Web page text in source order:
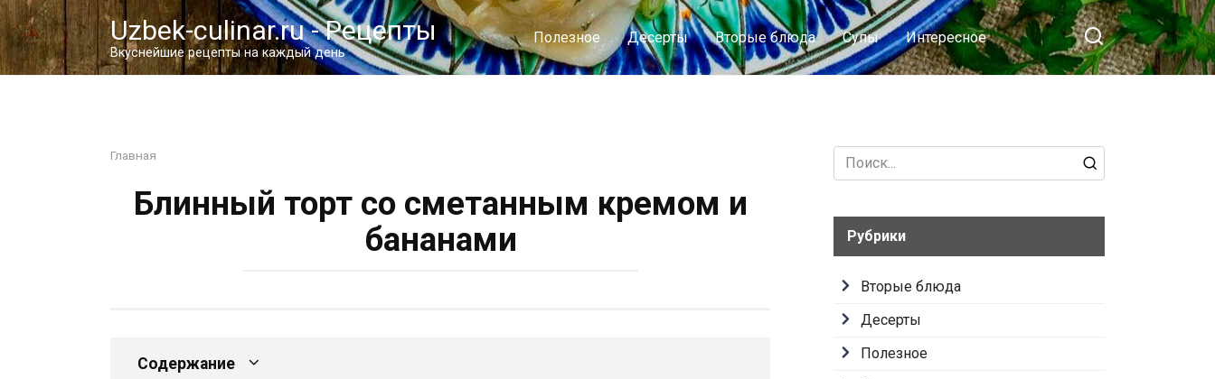
Перейти
к
контенту
Uzbek-culinar.ru - Рецепты
Вкуснейшие рецепты на каждый день
Полезное Десерты Вторые блюда Супы Интересное
Главная
Блинный торт со сметанным кремом и
бананами
Содержание
Search
for:
Рубрики
Вторые блюда
Десерты
Полезное